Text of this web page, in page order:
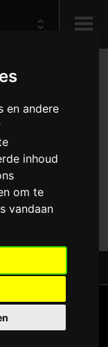
en andere
inhoud
om te
vandaan